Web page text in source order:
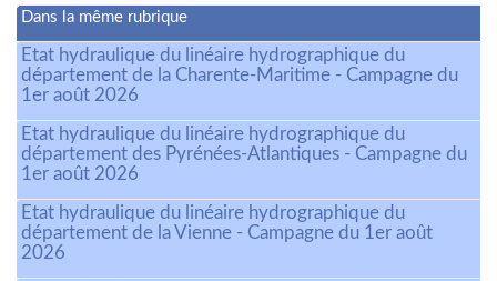
Dans la même rubrique
Etat hydraulique du linéaire hydrographique du
département de la Charente-Maritime - Campagne du
1er août 2026
Etat hydraulique du linéaire hydrographique du
département des Pyrénées-Atlantiques - Campagne du
1er août 2026
Etat hydraulique du linéaire hydrographique du
département de la Vienne - Campagne du 1er août
2026